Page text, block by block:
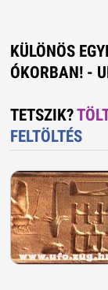
KÜLÖNÖS
ÓKORBAN! -
TETSZIK?
FELTÖLTÉS